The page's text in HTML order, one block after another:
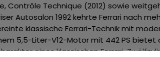
Contrôle Technique (2012) sowie
Autosalon 1992 kehrte Ferrari nach
klassische Ferrari-Technik mit
5,5-Liter-V12-Motor mit 442 PS bietet
eines klassischen Ferrari-